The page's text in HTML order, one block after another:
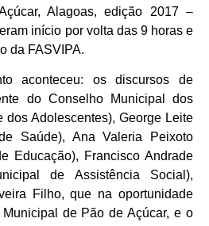
Alagoas, edição 2017 –
início por volta das 9 horas e
da FASVIPA.
aconteceu: os discursos de
do Conselho Municipal dos
dos Adolescentes), George Leite
Saúde), Ana Valeria Peixoto
Educação), Francisco Andrade
de Assistência Social),
Filho, que na oportunidade
de Pão de Açúcar, e o